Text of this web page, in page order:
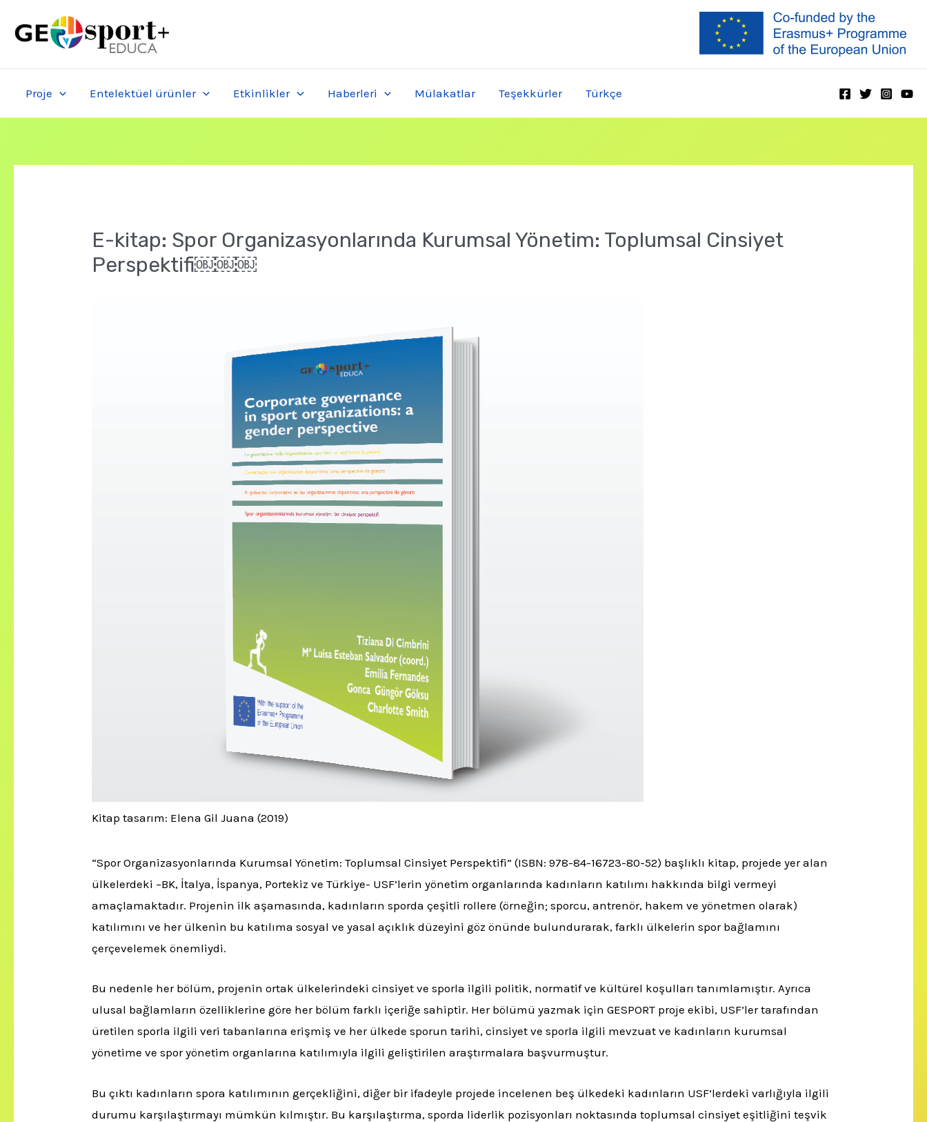
Proje Entelektüel ürünler Etkinlikler Haberleri Mülakatlar Teşekkürler Türkçe
E-kitap: Spor Organizasyonlarında Kurumsal Yönetim: Toplumsal Cinsiyet
Perspektifi￼￼￼
Kitap tasarım: Elena Gil Juana (2019)
“Spor Organizasyonlarında Kurumsal Yönetim: Toplumsal Cinsiyet Perspektifi” (ISBN: 978-84-16723-80-52) başlıklı kitap, projede yer alan
ülkelerdeki –BK, İtalya, İspanya, Portekiz ve Türkiye- USF’lerin yönetim organlarında kadınların katılımı hakkında bilgi vermeyi
amaçlamaktadır. Projenin ilk aşamasında, kadınların sporda çeşitli rollere (örneğin; sporcu, antrenör, hakem ve yönetmen olarak)
katılımını ve her ülkenin bu katılıma sosyal ve yasal açıklık düzeyini göz önünde bulundurarak, farklı ülkelerin spor bağlamını
çerçevelemek önemliydi.
Bu nedenle her bölüm, projenin ortak ülkelerindeki cinsiyet ve sporla ilgili politik, normatif ve kültürel koşulları tanımlamıştır. Ayrıca
ulusal bağlamların özelliklerine göre her bölüm farklı içeriğe sahiptir. Her bölümü yazmak için GESPORT proje ekibi, USF’ler tarafından
üretilen sporla ilgili veri tabanlarına erişmiş ve her ülkede sporun tarihi, cinsiyet ve sporla ilgili mevzuat ve kadınların kurumsal
yönetime ve spor yönetim organlarına katılımıyla ilgili geliştirilen araştırmalara başvurmuştur.
Bu çıktı kadınların spora katılımının gerçekliğini, diğer bir ifadeyle projede incelenen beş ülkedeki kadınların USF’lerdeki varlığıyla ilgili
durumu karşılaştırmayı mümkün kılmıştır. Bu karşılaştırma, sporda liderlik pozisyonları noktasında toplumsal cinsiyet eşitliğini teşvik